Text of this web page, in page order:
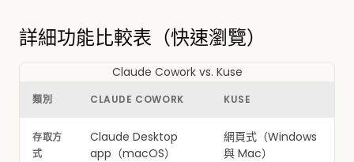
詳細功能比較表（快速瀏覽）
Claude Cowork vs. Kuse
類別 CLAUDE COWORK KUSE
存取方
式
Claude Desktop
app（macOS）
網頁式（Windows
與 Mac）